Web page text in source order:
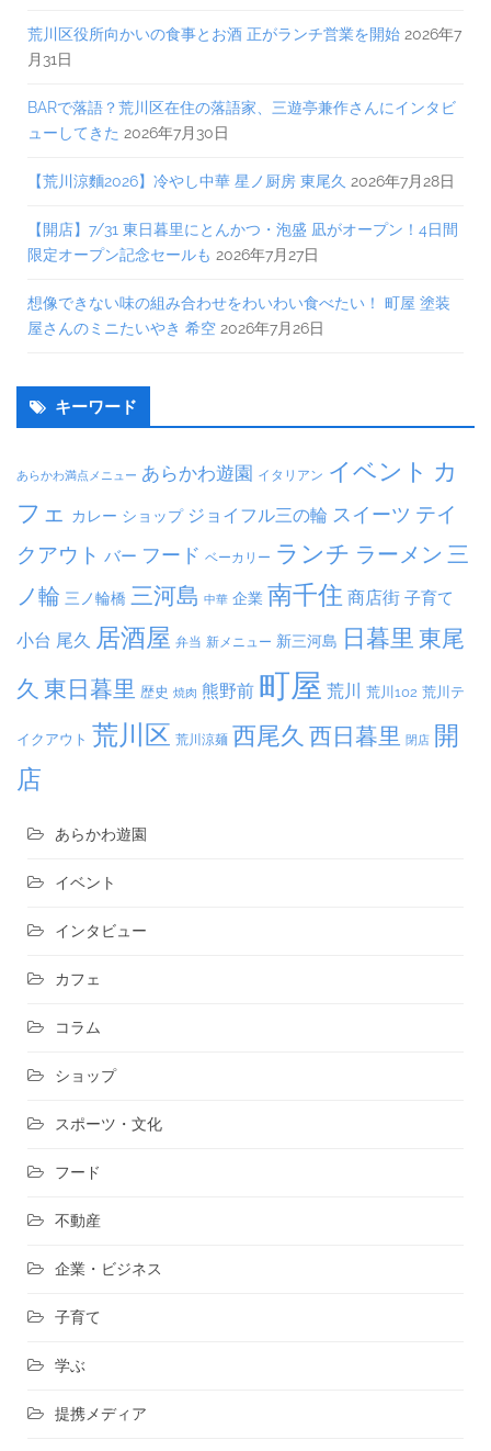
荒川区役所向かいの食事とお酒 正がランチ営業を開始 2026年7
月31日
BARで落語？荒川区在住の落語家、三遊亭兼作さんにインタビ
ューしてきた 2026年7月30日
【荒川涼麵2026】冷やし中華 星ノ厨房 東尾久 2026年7月28日
【開店】7/31 東日暮里にとんかつ・泡盛 凪がオープン！4日間
限定オープン記念セールも 2026年7月27日
想像できない味の組み合わせをわいわい食べたい！ 町屋 塗装
屋さんのミニたいやき 希空 2026年7月26日
キーワード
あらかわ満点メニュー あらかわ遊園 イタリアン イベント カ
フェ カレー ショップ ジョイフル三の輪 スイーツ テイ
クアウト バー フード ベーカリー ランチ ラーメン 三
ノ輪 三ノ輪橋 三河島 中華 企業 南千住 商店街 子育て
小台 尾久 居酒屋 弁当 新メニュー 新三河島 日暮里 東尾
久 東日暮里 歴史 焼肉 熊野前 町屋 荒川 荒川102 荒川テ
イクアウト 荒川区 荒川涼麺 西尾久 西日暮里 閉店 開
店
あらかわ遊園
イベント
インタビュー
カフェ
コラム
ショップ
スポーツ・文化
フード
不動産
企業・ビジネス
子育て
学ぶ
提携メディア